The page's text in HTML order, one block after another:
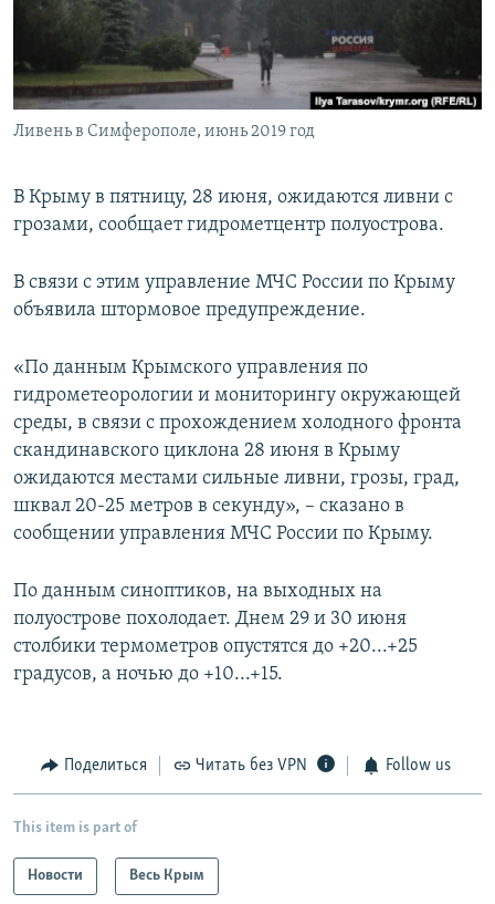
ПОБЕДИТЕЛЕЙ НЕ СУДЯТ?
КРЫМ.НЕПОКОРЕННЫЙ
ELIFBE
УКРАИНСКАЯ ПРОБЛЕМА КРЫМА
ПРИСОЕДИНЯЙТЕСЬ!
Ливень в Симферополе, июнь 2019 год
В Крыму в пятницу, 28 июня, ожидаются ливни с
грозами, сообщает гидрометцентр полуострова.
В связи с этим управление МЧС России по Крыму
объявила штормовое предупреждение.
«По данным Крымского управления по
гидрометеорологии и мониторингу окружающей
среды, в связи с прохождением холодного фронта
скандинавского циклона 28 июня в Крыму
ожидаются местами сильные ливни, грозы, град,
шквал 20-25 метров в секунду», – сказано в
сообщении управления МЧС России по Крыму.
По данным синоптиков, на выходных на
полуострове похолодает. Днем 29 и 30 июня
столбики термометров опустятся до +20...+25
градусов, а ночью до +10...+15.
Поделиться Читать без VPN Follow us
This item is part of
Новости Весь Крым